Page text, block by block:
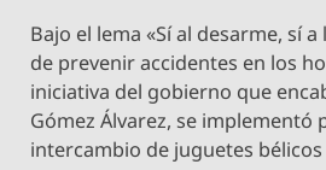
Bajo el lema «Sí al desarme, sí
de prevenir accidentes en los
iniciativa del gobierno que
Gómez Álvarez, se implementó
intercambio de juguetes